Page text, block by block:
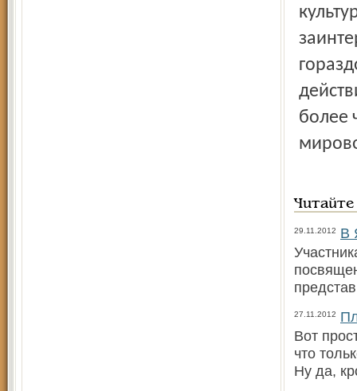
более
29.11.2012
В
27.11.2012
Вот
что
Ну да,